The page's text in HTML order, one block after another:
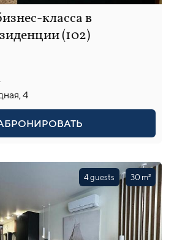
класса в
(102)
4
4 guests 30 m²